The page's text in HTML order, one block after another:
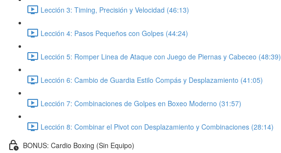
Lección 3: Timing, Precisión y Velocidad (46:13)
Lección 4: Pasos Pequeños con Golpes (44:24)
Lección 5: Romper Linea de Ataque con Juego de Piernas y Cabeceo (48:39)
Lección 6: Cambio de Guardia Estilo Compás y Desplazamiento (41:05)
Lección 7: Combinaciones de Golpes en Boxeo Moderno (31:57)
Lección 8: Combinar el Pivot con Desplazamiento y Combinaciones (28:14)
BONUS: Cardio Boxing (Sin Equipo)